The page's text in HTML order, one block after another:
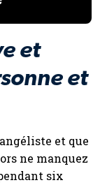
et
et
et que
ne manquez
six